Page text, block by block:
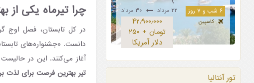
چرا تیرماه یکی از
در کل تابستان، فصل اوج
دانست. «جشنواره‌های
آغاز می‌کنند. این در
تیر بهترین فرصت برای لذت
۶ شب و ۷ روز ۲۲ مرداد
کاسپین
۴۲٫۹۰۰٫۰۰۰
تومان + ۲۵۰
دلار آمریکا
تور آنتالیا